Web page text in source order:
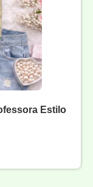
Estilo